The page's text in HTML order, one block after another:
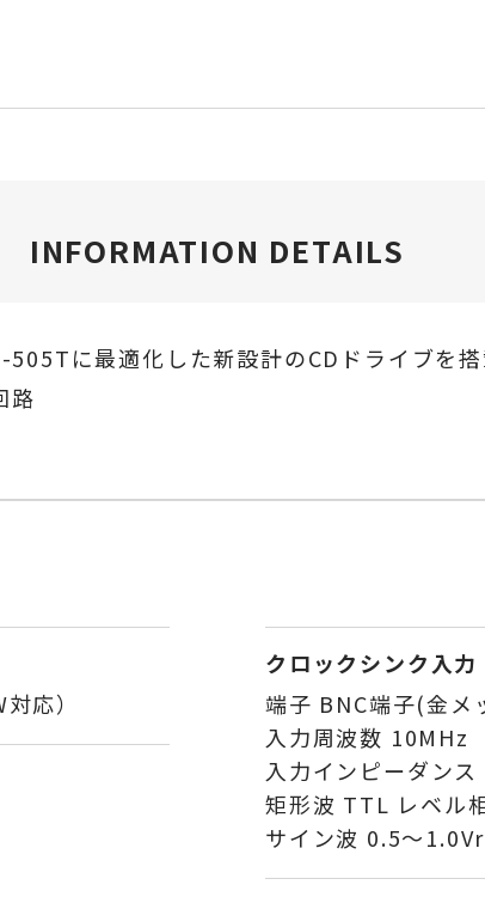
INFORMATION DETAILS
に最適化した新設計のCDドライブを
路
応）
クロックシンク入力
端子 BNC端子(金
入力周波数 10MHz
入力インピーダン
矩形波 TTL レベル
サイン波 0.5〜